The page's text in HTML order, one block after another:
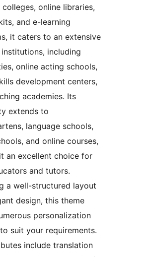
colleges, online libraries,
and e-learning
it caters to an extensive
including
online acting schools,
development centers,
academies. Its
extends to
language schools,
and online courses,
an excellent choice for
and tutors.
a well-structured layout
design, this theme
personalization
suit your requirements.
include translation